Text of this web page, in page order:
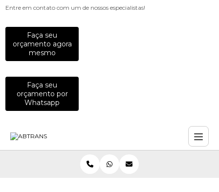
Entre em contato com um de nossos especialistas!
Faça seu
orçamento agora
mesmo
Faça seu
orçamento por
Whatsapp